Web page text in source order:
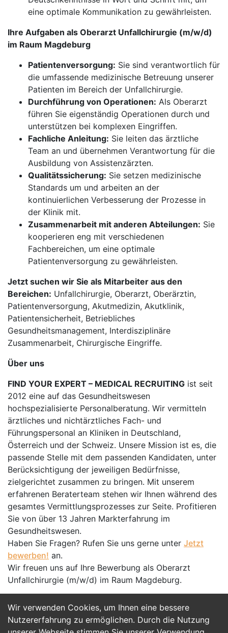
Wir verwenden Cookies, um Ihnen eine bessere
Nutzererfahrung zu ermöglichen. Durch die Nutzung
eine optimale Kommunikation zu gewährleisten.
Ihre Aufgaben als Oberarzt Unfallchirurgie (m/w/d)
im Raum Magdeburg
Patientenversorgung: Sie sind verantwortlich für
die umfassende medizinische Betreuung unserer
Patienten im Bereich der Unfallchirurgie.
Durchführung von Operationen: Als Oberarzt
führen Sie eigenständig Operationen durch und
unterstützen bei komplexen Eingriffen.
Fachliche Anleitung: Sie leiten das ärztliche
Team an und übernehmen Verantwortung für die
Ausbildung von Assistenzärzten.
Qualitätssicherung: Sie setzen medizinische
Standards um und arbeiten an der
kontinuierlichen Verbesserung der Prozesse in
der Klinik mit.
Zusammenarbeit mit anderen Abteilungen: Sie
kooperieren eng mit verschiedenen
Fachbereichen, um eine optimale
Patientenversorgung zu gewährleisten.
Jetzt suchen wir Sie als Mitarbeiter aus den
Bereichen: Unfallchirurgie, Oberarzt, Oberärztin,
Patientenversorgung, Akutmedizin, Akutklinik,
Patientensicherheit, Betriebliches
Gesundheitsmanagement, Interdisziplinäre
Zusammenarbeit, Chirurgische Eingriffe.
Über uns
FIND YOUR EXPERT – MEDICAL RECRUITING ist seit
2012 eine auf das Gesundheitswesen
hochspezialisierte Personalberatung. Wir vermitteln
ärztliches und nichtärztliches Fach- und
Führungspersonal an Kliniken in Deutschland,
Österreich und der Schweiz. Unsere Mission ist es, die
passende Stelle mit dem passenden Kandidaten, unter
Berücksichtigung der jeweiligen Bedürfnisse,
zielgerichtet zusammen zu bringen. Mit unserem
erfahrenen Beraterteam stehen wir Ihnen während des
gesamtes Vermittlungsprozesses zur Seite. Profitieren
Sie von über 13 Jahren Markterfahrung im
Gesundheitswesen.
Haben Sie Fragen? Rufen Sie uns gerne unter Jetzt
bewerben! an.
Wir freuen uns auf Ihre Bewerbung als Oberarzt
Unfallchirurgie (m/w/d) im Raum Magdeburg.
Jetzt Bewerben